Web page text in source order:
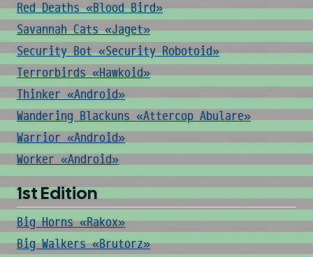
Red Deaths «Blood Bird»
Savannah Cats «Jaget»
Security Bot «Security Robotoid»
Terrorbirds «Hawkoid»
Thinker «Android»
Wandering Blackuns «Attercop Abulare»
Warrior «Android»
Worker «Android»
1st Edition
Big Horns «Rakox»
Big Walkers «Brutorz»